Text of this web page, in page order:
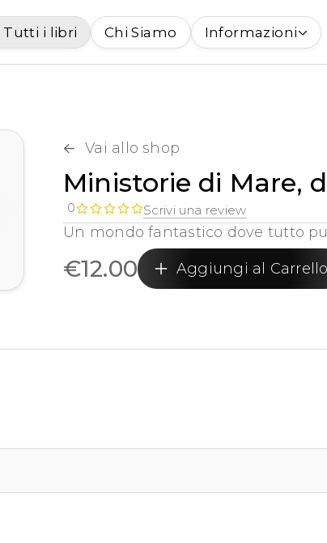
Tutti i libri Chi Siamo Informazioni
Vai allo shop
Ministorie di Mare,
0 Scrivi una review
Un mondo fantastico dove tutto
€12.00 Aggiungi al Carrello